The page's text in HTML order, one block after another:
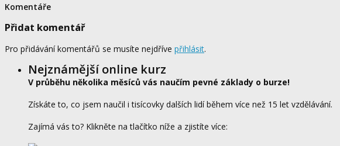
Komentáře
Přidat komentář
Pro přidávání komentářů se musíte nejdříve přihlásit.
Nejznámější online kurz
V průběhu několika měsíců vás naučím pevné základy o burze!
Získáte to, co jsem naučil i tisícovky dalších lidí během více než 15 let vzdělávání.
Zajímá vás to? Klikněte na tlačítko níže a zjistíte více: